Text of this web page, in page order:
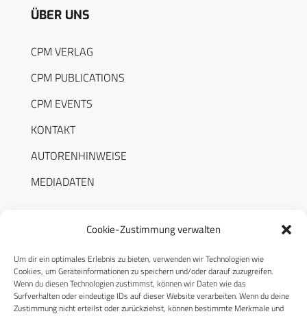
Cookie-Zustimmung verwalten
Um dir ein optimales Erlebnis zu bieten, verwenden wir Technologien wie
Cookies, um Geräteinformationen zu speichern und/oder darauf zuzugreifen.
Wenn du diesen Technologien zustimmst, können wir Daten wie das
Surfverhalten oder eindeutige IDs auf dieser Website verarbeiten. Wenn du deine
Zustimmung nicht erteilst oder zurückziehst, können bestimmte Merkmale und
ÜBER UNS
CPM VERLAG
CPM PUBLICATIONS
CPM EVENTS
KONTAKT
AUTORENHINWEISE
MEDIADATEN
RECHTLICHES
Datenschutzerklärung